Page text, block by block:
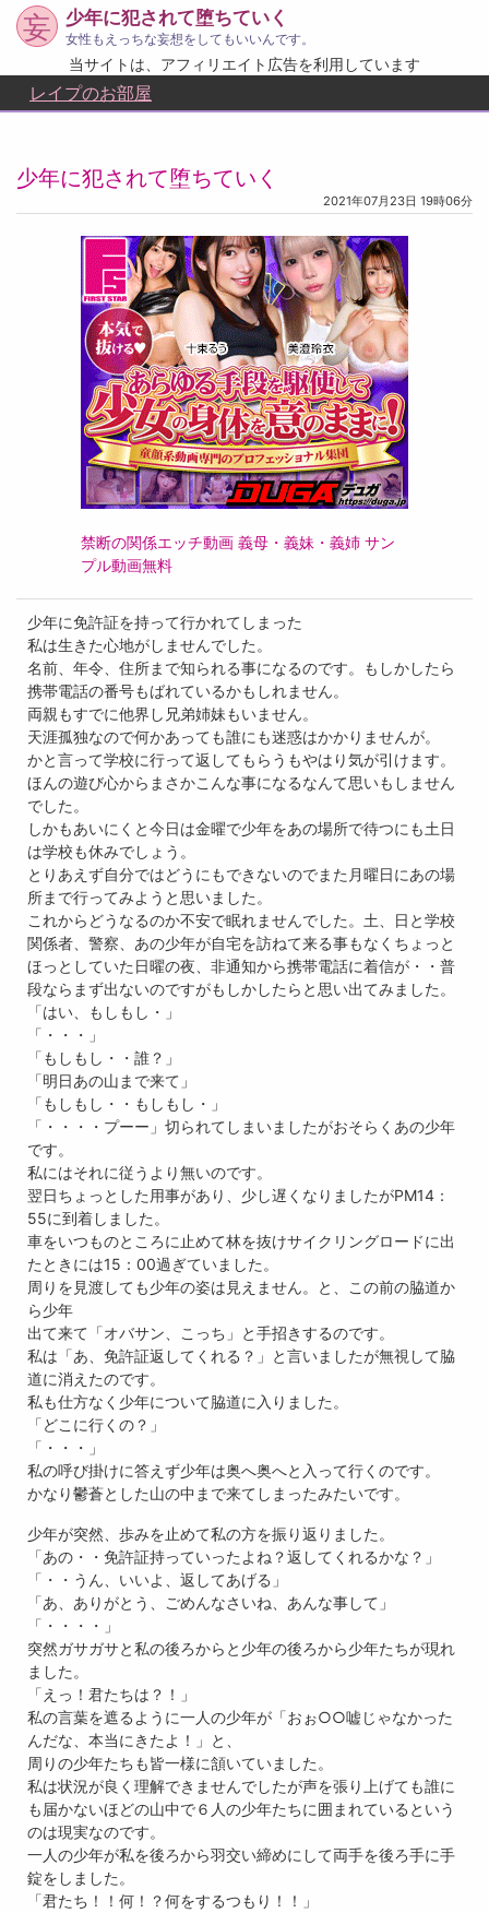
妄 少年に犯されて堕ちていく
女性もえっちな妄想をしてもいいんです。
当サイトは、アフィリエイト広告を利用しています
レイプのお部屋
少年に犯されて堕ちていく
2021年07月23日 19時06分
禁断の関係エッチ動画 義母・義妹・義姉 サン
プル動画無料
少年に免許証を持って行かれてしまった
私は生きた心地がしませんでした。
名前、年令、住所まで知られる事になるのです。もしかしたら
携帯電話の番号もばれているかもしれません。
両親もすでに他界し兄弟姉妹もいません。
天涯孤独なので何かあっても誰にも迷惑はかかりませんが。
かと言って学校に行って返してもらうもやはり気が引けます。
ほんの遊び心からまさかこんな事になるなんて思いもしません
でした。
しかもあいにくと今日は金曜で少年をあの場所で待つにも土日
は学校も休みでしょう。
とりあえず自分ではどうにもできないのでまた月曜日にあの場
所まで行ってみようと思いました。
これからどうなるのか不安で眠れませんでした。土、日と学校
関係者、警察、あの少年が自宅を訪ねて来る事もなくちょっと
ほっとしていた日曜の夜、非通知から携帯電話に着信が・・普
段ならまず出ないのですがもしかしたらと思い出てみました。
「はい、もしもし・」
「・・・」
「もしもし・・誰？」
「明日あの山まで来て」
「もしもし・・もしもし・」
「・・・・プーー」切られてしまいましたがおそらくあの少年
です。
私にはそれに従うより無いのです。
翌日ちょっとした用事があり、少し遅くなりましたがPM14：
55に到着しました。
車をいつものところに止めて林を抜けサイクリングロードに出
たときには15：00過ぎていました。
周りを見渡しても少年の姿は見えません。と、この前の脇道か
ら少年
出て来て「オバサン、こっち」と手招きするのです。
私は「あ、免許証返してくれる？」と言いましたが無視して脇
道に消えたのです。
私も仕方なく少年について脇道に入りました。
「どこに行くの？」
「・・・」
私の呼び掛けに答えず少年は奥へ奥へと入って行くのです。
かなり鬱蒼とした山の中まで来てしまったみたいです。
少年が突然、歩みを止めて私の方を振り返りました。
「あの・・免許証持っていったよね？返してくれるかな？」
「・・うん、いいよ、返してあげる」
「あ、ありがとう、ごめんなさいね、あんな事して」
「・・・・」
突然ガサガサと私の後ろからと少年の後ろから少年たちが現れ
ました。
「えっ！君たちは？！」
私の言葉を遮るように一人の少年が「おぉ○○嘘じゃなかった
んだな、本当にきたよ！」と、
周りの少年たちも皆一様に頷いていました。
私は状況が良く理解できませんでしたが声を張り上げても誰に
も届かないほどの山中で６人の少年たちに囲まれているという
のは現実なのです。
一人の少年が私を後ろから羽交い締めにして両手を後ろ手に手
錠をしました。
「君たち！！何！？何をするつもり！！」